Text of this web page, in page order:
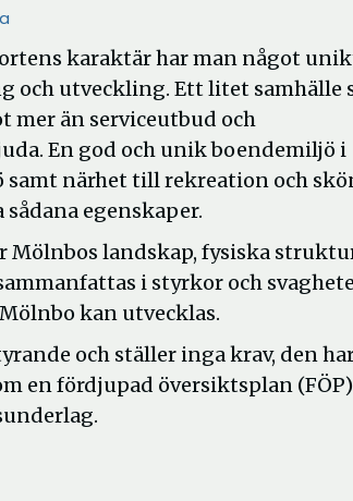
karaktär har man något
och utveckling. Ett litet samhälle
mer än serviceutbud och
En god och unik boendemiljö i
närhet till rekreation och
egenskaper.
Mölnbos landskap, fysiska
i styrkor och
kan utvecklas.
och ställer inga krav, den
en fördjupad översiktsplan